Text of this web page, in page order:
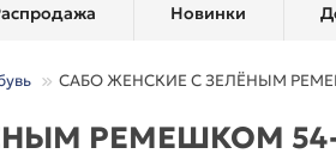
Новинки
САБО ЖЕНСКИЕ С ЗЕЛЁНЫМ
РЕМЕШКОМ 54-